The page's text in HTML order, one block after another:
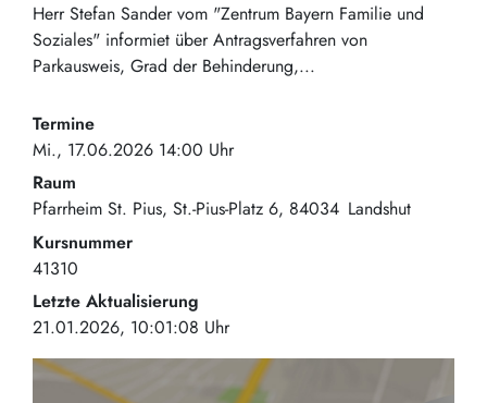
Herr Stefan Sander vom "Zentrum Bayern Familie und
Soziales" informiet über Antragsverfahren von
Parkausweis, Grad der Behinderung,...
Termine
Mi., 17.06.2026 14:00 Uhr
Raum
Pfarrheim St. Pius St.-Pius-Platz 6 84034 Landshut
Kursnummer
41310
Letzte Aktualisierung
21.01.2026, 10:01:08 Uhr